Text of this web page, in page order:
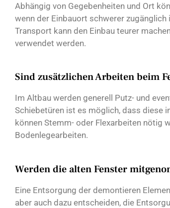
Abhängig von Gegebenheiten und Ort
wenn der Einbauort schwerer
Transport kann den Einbau teurer
verwendet werden.
Sind zusätzlichen Arbeiten beim
Im Altbau werden generell Putz- und
Schiebetüren ist es möglich, dass diese
können Stemm- oder Flexarbeiten nötig
Bodenlegearbeiten.
Werden die alten Fenster
Eine Entsorgung der demontieren
aber auch dazu entscheiden, die